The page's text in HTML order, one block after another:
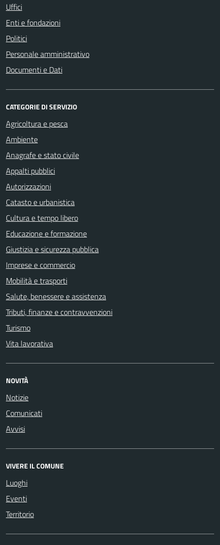
Uffici
Enti e fondazioni
Politici
Personale amministrativo
Documenti e Dati
CATEGORIE DI SERVIZIO
Agricoltura e pesca
Ambiente
Anagrafe e stato civile
Appalti pubblici
Autorizzazioni
Catasto e urbanistica
Cultura e tempo libero
Educazione e formazione
Giustizia e sicurezza pubblica
Imprese e commercio
Mobilità e trasporti
Salute, benessere e assistenza
Tributi, finanze e contravvenzioni
Turismo
Vita lavorativa
NOVITÀ
Notizie
Comunicati
Avvisi
VIVERE IL COMUNE
Luoghi
Eventi
Territorio